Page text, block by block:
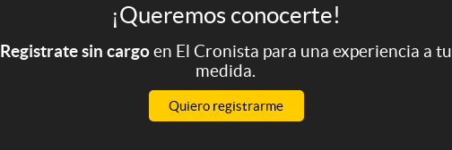
¡Queremos conocerte!
Registrate sin cargoen El Cronista para una experiencia a tu
medida.
Quiero registrarme